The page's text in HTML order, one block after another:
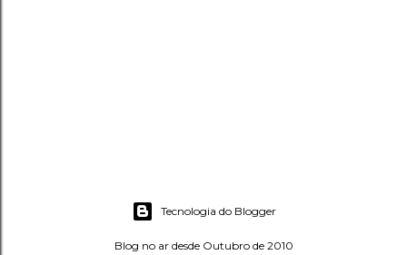
Tecnologia do Blogger
Blog no ar desde Outubro de 2010